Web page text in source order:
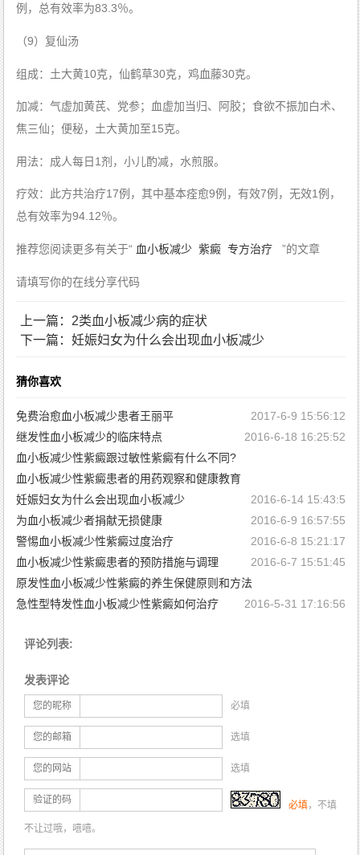
例，总有效率为83.3％。
（9）复仙汤
组成：土大黄10克，仙鹤草30克，鸡血藤30克。
加减：气虚加黄芪、党参；血虚加当归、阿胶；食欲不振加白术、
焦三仙；便秘，土大黄加至15克。
用法：成人每日1剂，小儿酌减，水煎服。
疗效：此方共治疗17例，其中基本痊愈9例，有效7例，无效1例，
总有效率为94.12％。
推荐您阅读更多有关于“ 血小板减少 紫癜 专方治疗 ”的文章
请填写你的在线分享代码
上一篇：2类血小板减少病的症状
下一篇：妊娠妇女为什么会出现血小板减少
猜你喜欢
免费治愈血小板减少患者王丽平
2017-6-9 15:56:12
继发性血小板减少的临床特点
2016-6-18 16:25:52
血小板减少性紫癜跟过敏性紫癜有什么不同?
血小板减少性紫癜患者的用药观察和健康教育
2016-6-15 11:30:33
妊娠妇女为什么会出现血小板减少
2016-6-14 15:43:5
为血小板减少者捐献无损健康
2016-6-9 16:57:55
警惕血小板减少性紫癜过度治疗
2016-6-8 15:21:17
血小板减少性紫癜患者的预防措施与调理
2016-6-7 15:51:45
原发性血小板减少性紫癜的养生保健原则和方法
2016-6-2 16:54:49
急性型特发性血小板减少性紫癜如何治疗 2016-5-31 17:16:56
评论列表:
发表评论
您的昵称 必填
您的邮箱 选填
您的网站 选填
验证的码 必填，不填
不让过哦，嘻嘻。